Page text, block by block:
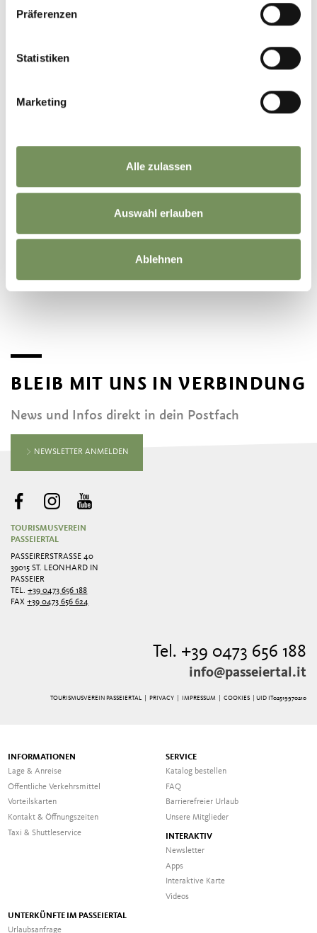
Präferenzen
Statistiken
Marketing
Alle zulassen
Auswahl erlauben
Ablehnen
©OpenStreetMapcontributors
BLEIB MIT UNS IN VERBINDUNG
News und Infos direkt in dein Postfach
NEWSLETTER ANMELDEN
TOURISMUSVEREIN
PASSEIERTAL
PASSEIRERSTRASSE 40
39015 ST. LEONHARD IN
PASSEIER
TEL.+39 0473 656 188
FAX+39 0473 656 624
Tel. +39 0473 656 188
info@passeiertal.it
TOURISMUSVEREIN PASSEIERTAL | PRIVACY| IMPRESSUM COOKIES | UID IT02519970210
INFORMATIONEN
Lage & Anreise
Öffentliche Verkehrsmittel
Vorteilskarten
Kontakt & Öffnungszeiten
Taxi & Shuttleservice
SERVICE
Katalog bestellen
FAQ
Barrierefreier Urlaub
Unsere Mitglieder
INTERAKTIV
Newsletter
Apps
Interaktive Karte
Videos
UNTERKÜNFTE IM PASSEIERTAL
Urlaubsanfrage